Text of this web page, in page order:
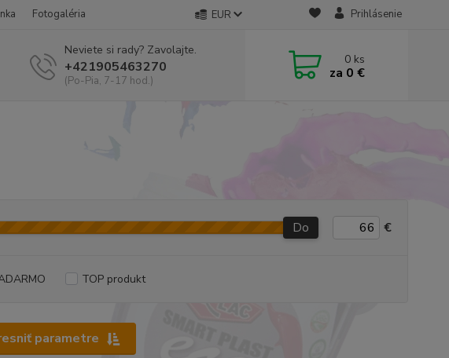
Fotogaléria EUR Prihlásenie
Neviete si rady? Zavolajte.
+421905463270
(Po-Pia, 7-17 hod.)
0 ks
za 0 €
parametre
Do €
TOP produkt